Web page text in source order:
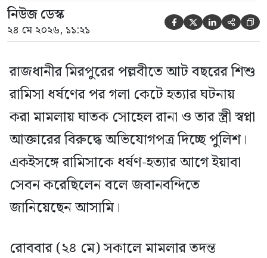
নিউজ ডেস্ক
২৪ মে ২০২৬, ১১:২১     
রাজধানীর মিরপুরের পল্লবীতে আট বছরের শিশু
রামিসা ধর্ষণের পর গলা কেটে হত্যার ঘটনায়
করা মামলায় ঘাতক সোহেল রানা ও তার স্ত্রী স্বপ্না
আক্তারের বিরুদ্ধে অভিযোগপত্র দিচ্ছে পুলিশ।
একইসঙ্গে রামিসাকে ধর্ষণ-হত্যার আগে ইয়াবা
সেবন করেছিলেন বলে জবানবন্দিতে
জানিয়েছেন আসামি।
রোববার (২৪ মে) সকালে মামলার তদন্ত